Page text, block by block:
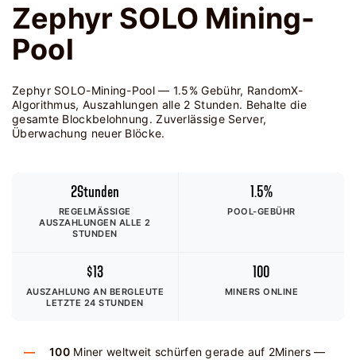
Zephyr SOLO Mining-
Pool
Zephyr SOLO-Mining-Pool — 1.5% Gebühr, RandomX-
Algorithmus, Auszahlungen alle 2 Stunden. Behalte die
gesamte Blockbelohnung. Zuverlässige Server,
Überwachung neuer Blöcke.
2Stunden
REGELMÄSSIGE A
USZAHLUNGEN ALLE 2 S
TUNDEN
1.5%
POOL-GEBÜHR
$13
AUSZAHLUNG AN BERGLEUTE
LETZTE 24 STUNDEN
100
MINERS ONLINE
100Miner weltweit schürfen gerade auf 2Miners —